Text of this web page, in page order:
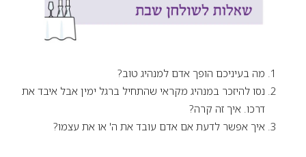
מה בעיניכם הופך אדם למנהיג טוב?
נסו להיזכר במנהיג מקראי שהתחיל ברגל ימין אבל איבד את
דרכו. איך זה קרה?
איך אפשר לדעת אם אדם עובד את ה' או את עצמו?